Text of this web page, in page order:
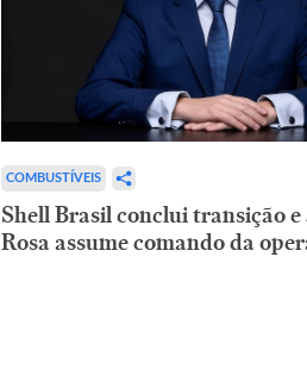
COMBUSTÍVEIS
Shell Brasil conclui transição e
Rosa assume comando da